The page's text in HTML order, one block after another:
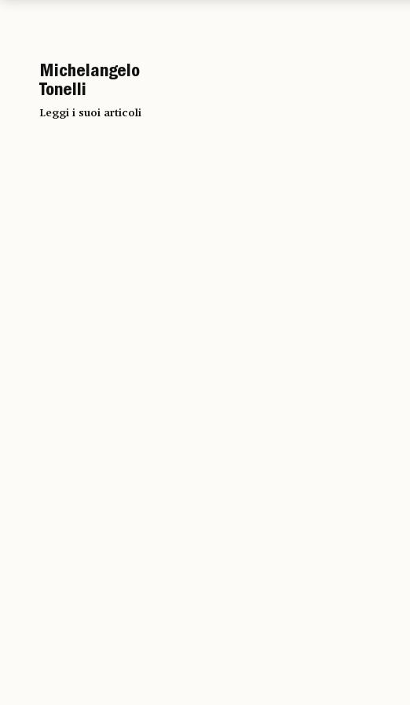
Michelangelo
Tonelli
Leggi i suoi articoli